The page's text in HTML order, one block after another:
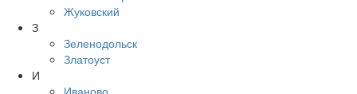
Жуковский
З
Зеленодольск
Златоуст
И